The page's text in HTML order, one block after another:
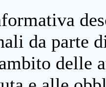
da parte
delle